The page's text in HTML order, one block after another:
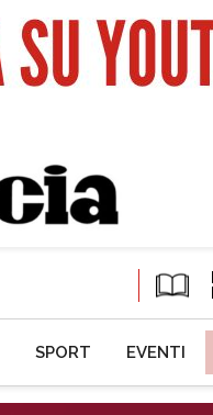
SPORT EVENTI